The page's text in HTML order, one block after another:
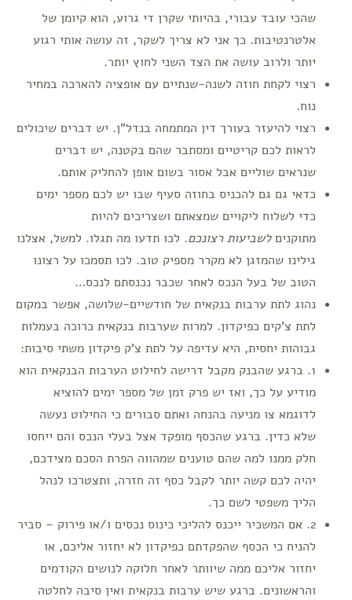
שהכי עובד עבורי, בהיותי שקרן די גרוע, הוא קיומן של
אלטרנטיבות. כך אני לא צריך לשקר, זה עושה אותי רגוע
יותר ולרוב עושה את הצד השני לחוץ יותר.
רצוי לקחת חוזה לשנה-שנתיים עם אופציה להארכה במחיר
נוח.
רצוי להיעזר בעורך דין המתמחה בנדל"ן. יש דברים שיכולים
לראות לכם קריטיים ומסתבר שהם בקטנה, יש דברים
שנראים שוליים אבל אסור בשום אופן להחליק אותם.
כדאי גם גם להכניס בחוזה סעיף שבו יש לכם מספר ימים
כדי לשלוח ליקויים שמצאתם ושצריכים להיות
מתוקניםלשביעות רצונכם. לכו תדעו מה תגלו. למשל, אצלנו
גילינו שהמזגן לא מקרר מספיק טוב. לכו תסמכו על רצונו
הטוב של בעל הנכס לאחר שכבר נכנסתם לנכס…
נהוג לתת ערבות בנקאית של חודשיים-שלושה, אפשר במקום
לתת צ'קים כפיקדון. למרות שערבות בנקאית כרוכה בעמלות
גבוהות יחסית, היא עדיפה על לתת צ'ק פיקדון משתי סיבות:
1. ברגע שהבנק מקבל דרישה לחילוט הערבות הבנקאית הוא
מודיע על כך, ואז יש פרק זמן של מספר ימים להוציא
לדוגמא צו מניעה בהנחה ואתם סבורים כי החילוט נעשה
שלא כדין. ברגע שהכסף מופקד אצל בעלי הנכס והם ייחסו
חלק ממנו למה שהם טוענים שמהווה הפרת הסכם מצידכם,
יהיה לכם קשה יותר לקבל כסף זה חזרה, ותצטרכו לנהל
הליך משפטי לשם כך.
2. אם המשכיר ייכנס להליכי כינוס נכסים ו/או פירוק – סביר
להניח כי הכסף שהפקדתם כפיקדון לא יחזור אליכם, או
יחזור אליכם ממה שיוותר לאחר חלוקה לנושים הקודמים
והראשונים. ברגע שיש ערבות בנקאית ואין סיבה לחלטה